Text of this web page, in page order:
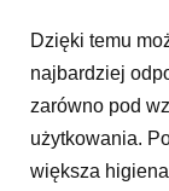
Dzięki temu
najbardziej
zarówno pod
użytkowania.
większa